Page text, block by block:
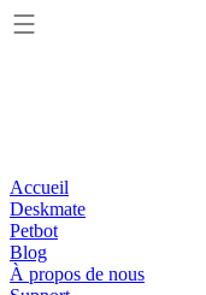
Accueil
Deskmate
Petbot
Blog
À propos de nous